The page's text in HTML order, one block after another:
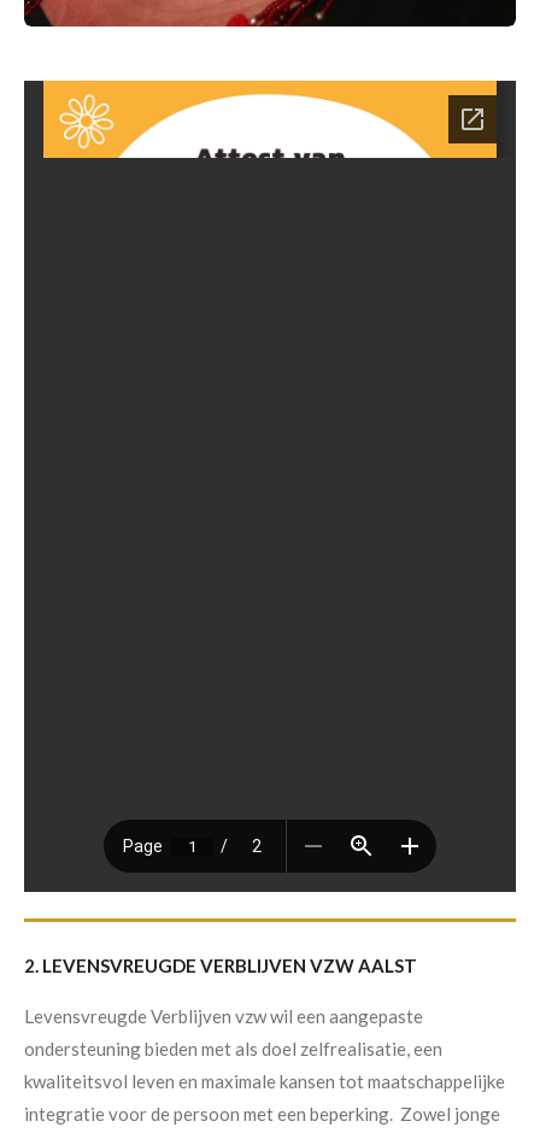
2. LEVENSVREUGDE VERBLIJVEN VZW AALST
Levensvreugde Verblijven vzw wil een aangepaste
ondersteuning bieden met als doel zelfrealisatie, een
kwaliteitsvol leven en maximale kansen tot maatschappelijke
integratie voor de persoon met een beperking. Zowel jonge